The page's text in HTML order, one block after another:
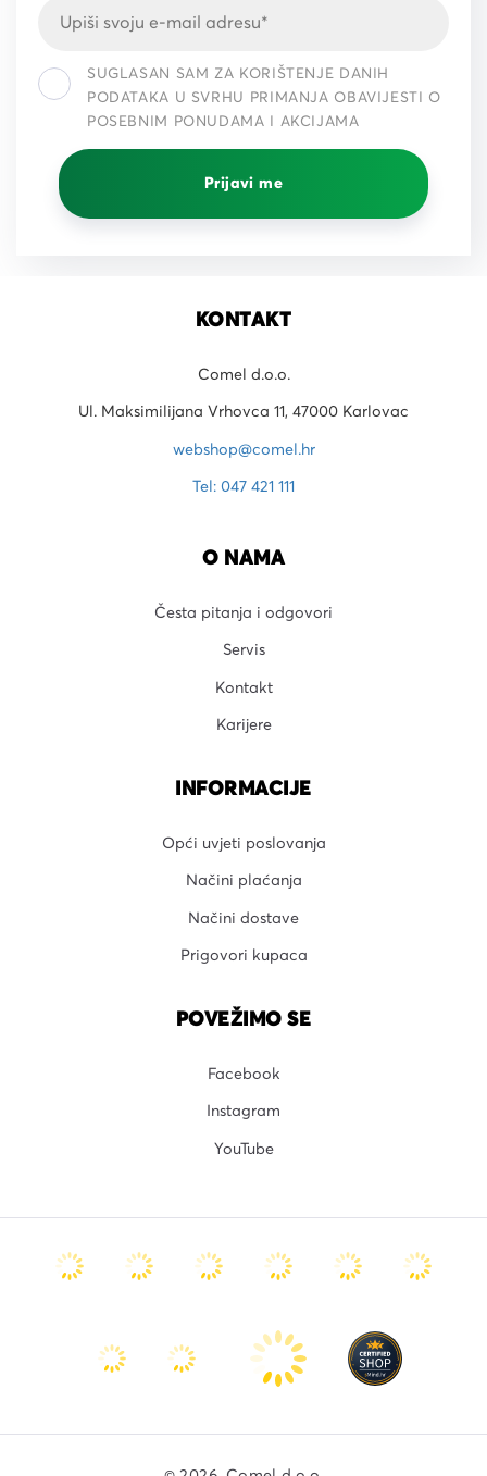
SUGLASAN SAM ZA KORIŠTENJE DANIH
PODATAKA U SVRHU PRIMANJA OBAVIJESTI O
POSEBNIM PONUDAMA I AKCIJAMA
Prijavi me
KONTAKT
Comel d.o.o.
Ul. Maksimilijana Vrhovca 11, 47000 Karlovac
webshop@comel.hr
Tel: 047 421 111
O NAMA
Česta pitanja i odgovori
Servis
Kontakt
Karijere
INFORMACIJE
Opći uvjeti poslovanja
Načini plaćanja
Načini dostave
Prigovori kupaca
POVEŽIMO SE
Facebook
Instagram
YouTube